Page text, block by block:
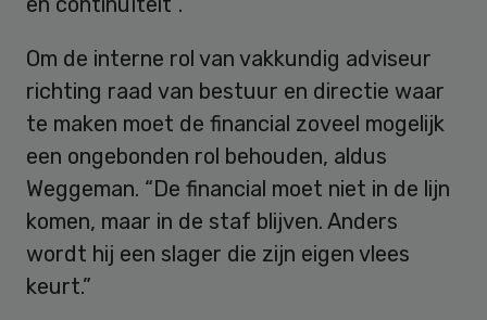
Om de interne rol van vakkundig adviseur
richting raad van bestuur en directie waar
te maken moet de financial zoveel mogelijk
een ongebonden rol behouden, aldus
Weggeman. “De financial moet niet in de lijn
komen, maar in de staf blijven. Anders
wordt hij een slager die zijn eigen vlees
keurt.”